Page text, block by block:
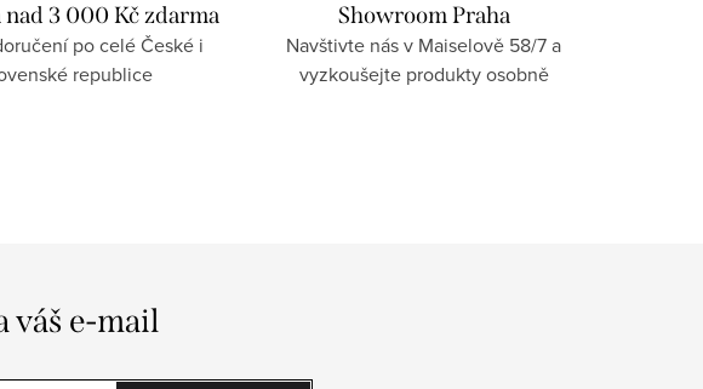
3 000 Kč zdarma
po celé České i
republice
Showroom Praha
Navštivte nás v Maiselově 58/7 a
vyzkoušejte produkty osobně
váš e-mail